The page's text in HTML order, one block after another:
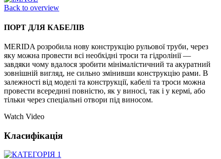
Back to overview
ПОРТ ДЛЯ КАБЕЛІВ
MERIDA розробила нову конструкцію рульової труби, через
яку можна провести всі необхідні троси та гідролінії —
завдяки чому вдалося зробити мінімалістичний та акуратний
зовнішній вигляд, не сильно змінивши конструкцію рами. В
залежності від моделі та конструкції, кабелі та троси можна
провести всередині повністю, як у виносі, так і у кермі, або
тільки через спеціальні отвори під виносом.
Watch Video
Класифікація